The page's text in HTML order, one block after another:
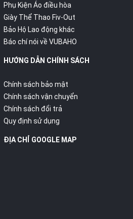
Phụ Kiện Áo điều hòa
Giày Thể Thao Fiv-Out
Bảo Hộ Lao động khác
Báo chí nói về VUBAHO
HƯỚNG DẪN CHÍNH SÁCH
Chính sách bảo mật
Chính sách vận chuyển
Chính sách đổi trả
Quy định sử dụng
ĐỊA CHỈ GOOGLE MAP